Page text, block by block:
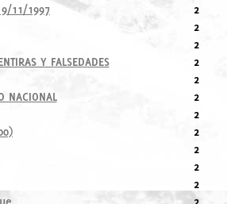
9/11/1997 2
2
2
Y FALSEDADES 2
2
NACIONAL 2
2
2
2
2
2